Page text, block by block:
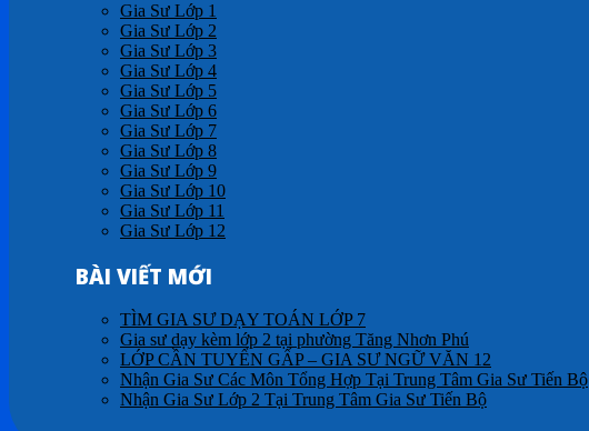
Gia Sư Lớp 1
Gia Sư Lớp 2
Gia Sư Lớp 3
Gia Sư Lớp 4
Gia Sư Lớp 5
Gia Sư Lớp 6
Gia Sư Lớp 7
Gia Sư Lớp 8
Gia Sư Lớp 9
Gia Sư Lớp 10
Gia Sư Lớp 11
Gia Sư Lớp 12
BÀI VIẾT MỚI
TÌM GIA SƯ DẠY TOÁN LỚP 7
Gia sư dạy kèm lớp 2 tại phường Tăng Nhơn Phú
LỚP CẦN TUYỂN GẤP – GIA SƯ NGỮ VĂN 12
Nhận Gia Sư Các Môn Tổng Hợp Tại Trung Tâm Gia Sư Tiến Bộ
Nhận Gia Sư Lớp 2 Tại Trung Tâm Gia Sư Tiến Bộ